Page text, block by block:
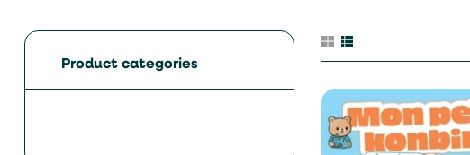
Product categories